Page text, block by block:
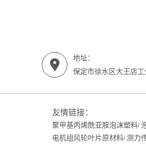
地址：
保定市徐水区大王店工
友情链接：
聚甲基丙烯酰亚胺泡沫塑料/
电机组风轮叶片原材料/ 测力